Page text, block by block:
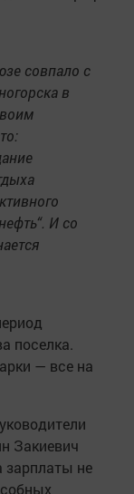
совпало с
в
И со
поселка.
— все на
Закиевич
зарплаты не